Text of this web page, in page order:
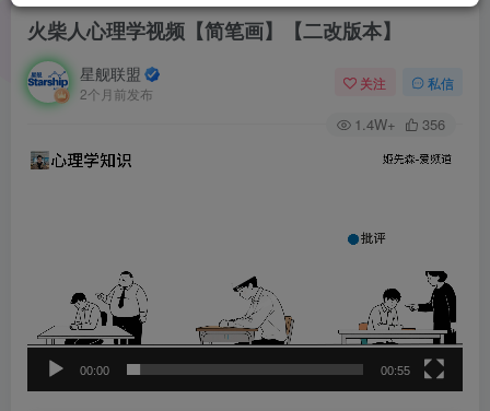
火柴人心理学视频【简笔画】【二改版本】
星舰联盟
2个月前发布
关注 私信
1.4W+ 356
视
00:00 00:55